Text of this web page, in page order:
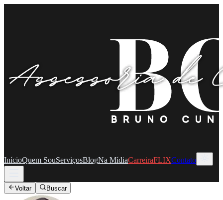
InícioQuem SouServiçosBlogNa MídiaCarreiraFLIXContato
Voltar Buscar